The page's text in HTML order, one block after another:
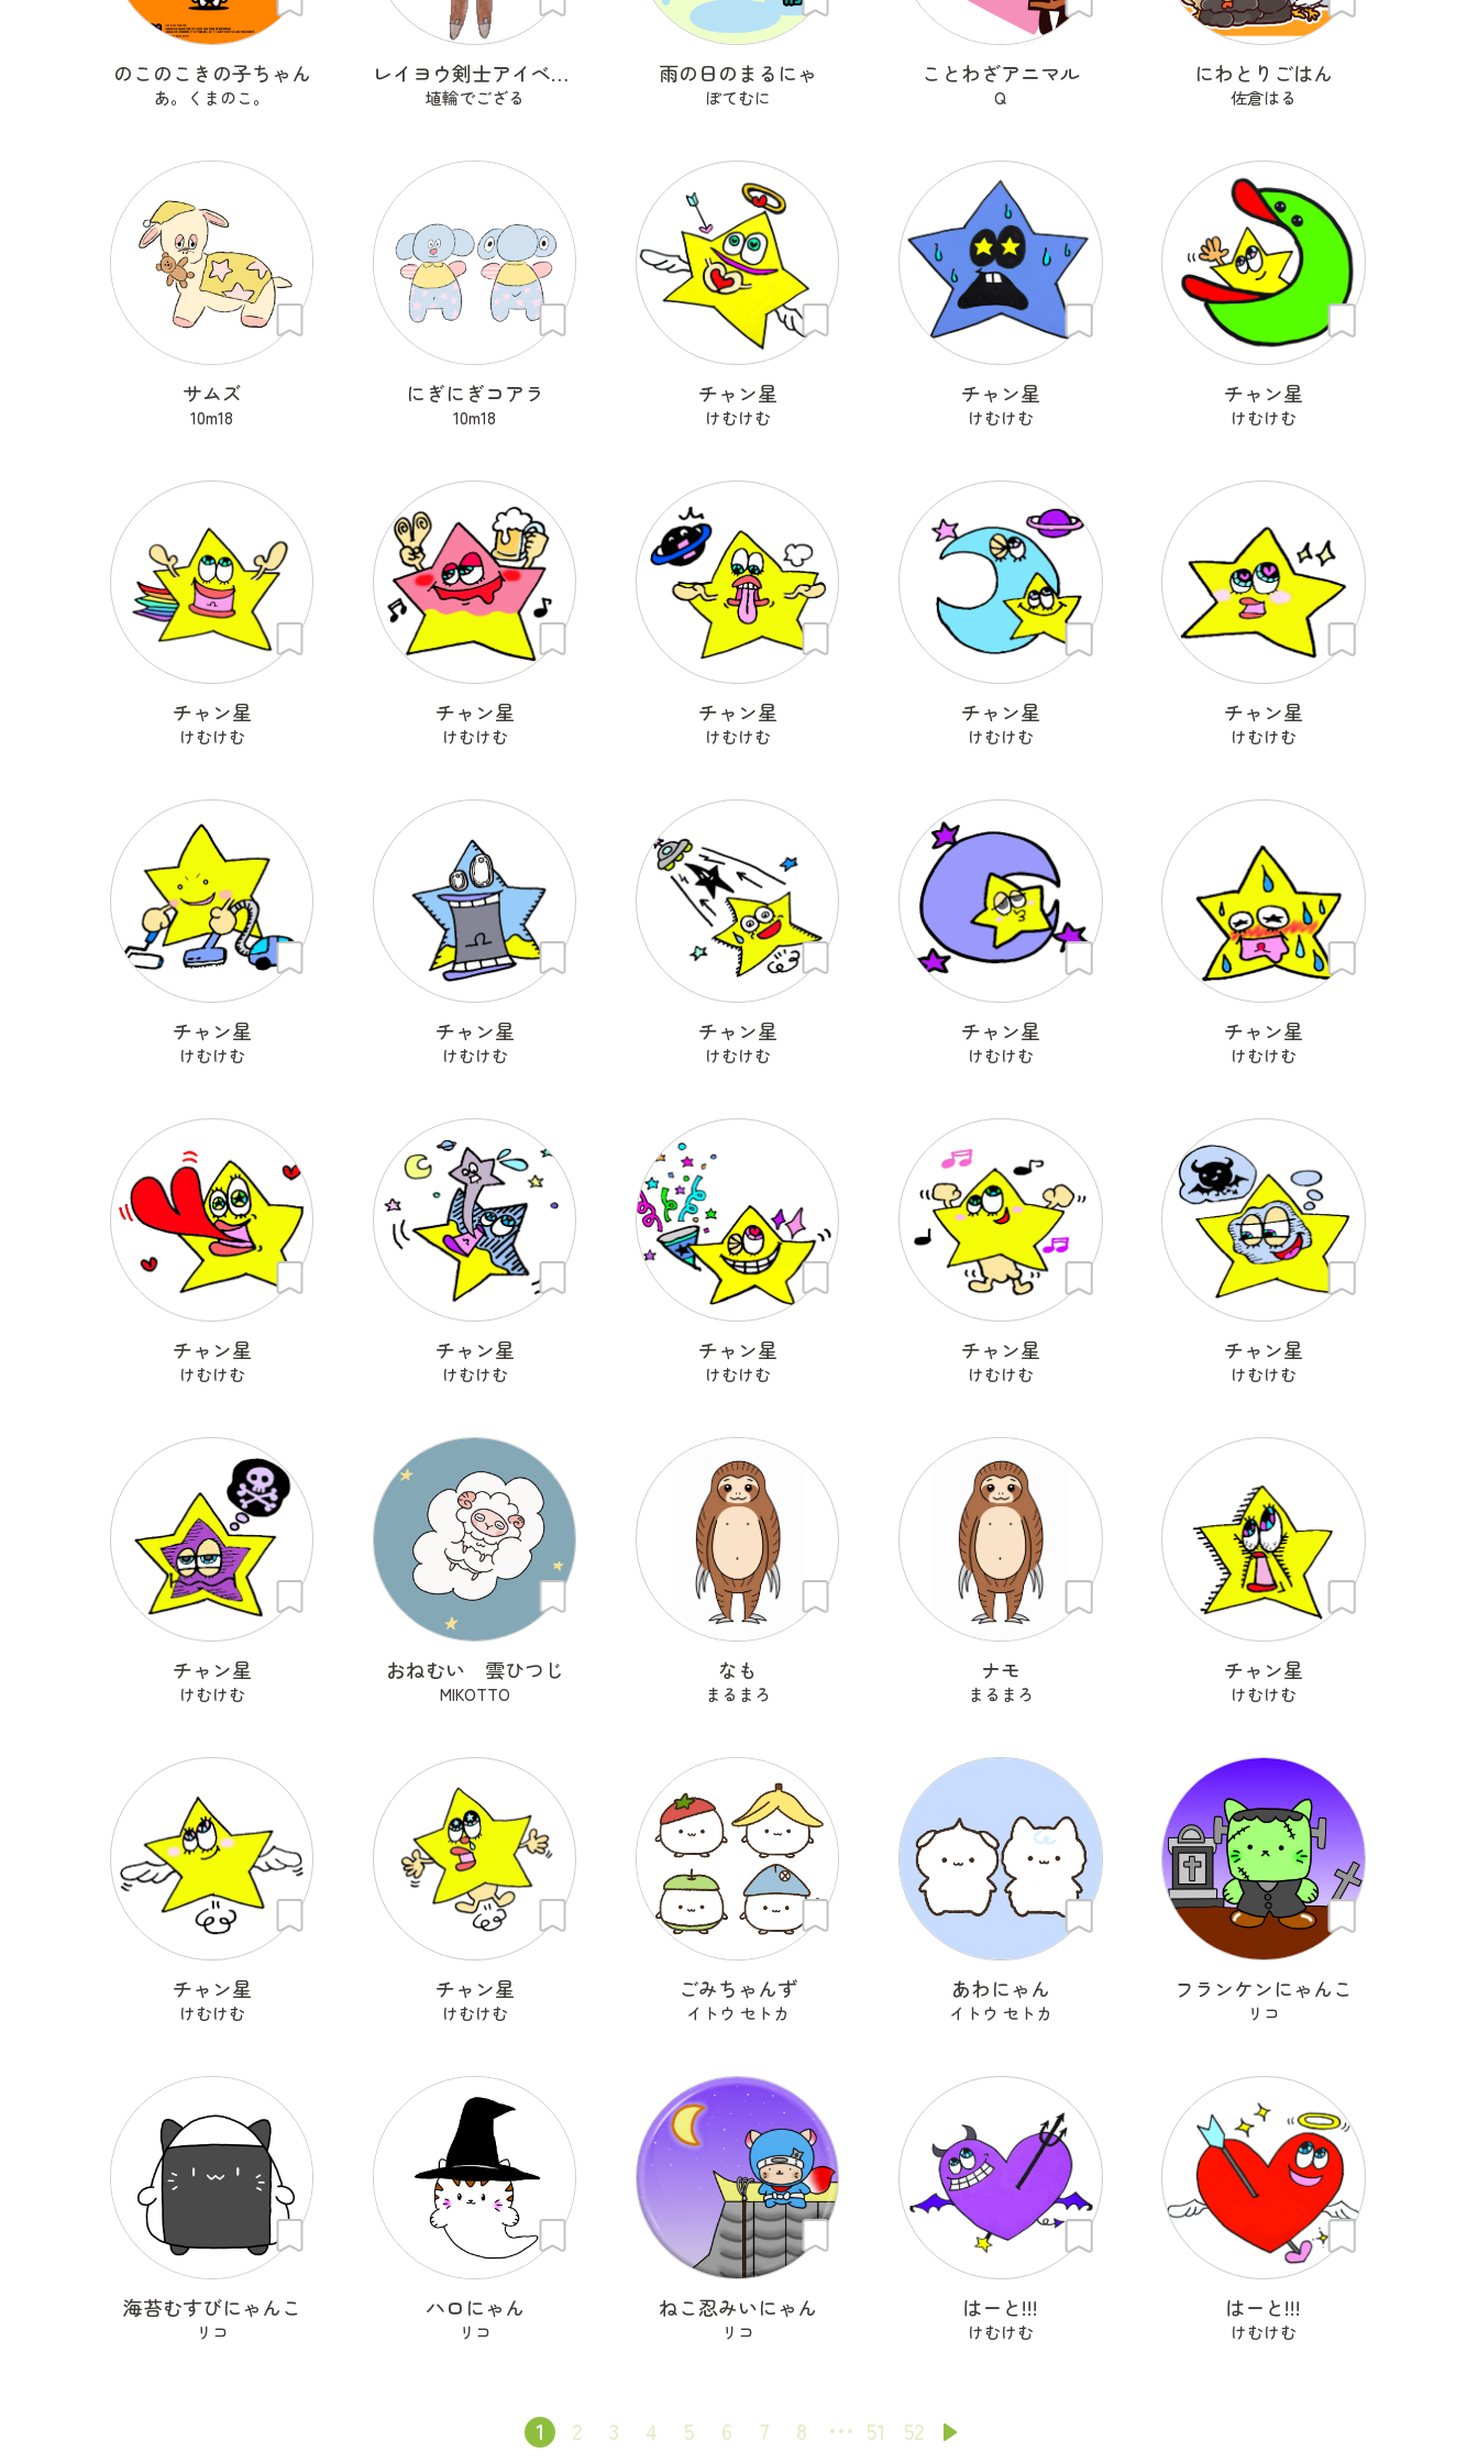
のこのこきの子ちゃん
あ。くまのこ。
レイヨウ剣士アイベクサー
埴輪でござる
雨の日のまるにゃ
ぽてむに
ことわざアニマル
Q
にわとりごはん
佐倉はる
サムズ
10m18
にぎにぎコアラ
10m18
チャン星
けむけむ
チャン星
けむけむ
チャン星
けむけむ
チャン星
けむけむ
チャン星
けむけむ
チャン星
けむけむ
チャン星
けむけむ
チャン星
けむけむ
チャン星
けむけむ
チャン星
けむけむ
チャン星
けむけむ
チャン星
けむけむ
チャン星
けむけむ
チャン星
けむけむ
チャン星
けむけむ
チャン星
けむけむ
チャン星
けむけむ
チャン星
けむけむ
チャン星
けむけむ
おねむい 雲ひつじ
MIKOTTO
なも
まるまろ
ナモ
まるまろ
チャン星
けむけむ
チャン星
けむけむ
チャン星
けむけむ
ごみちゃんず
イトウ セトカ
あわにゃん
イトウ セトカ
フランケンにゃんこ
リコ
海苔むすびにゃんこ
リコ
ハロにゃん
リコ
ねこ忍みいにゃん
リコ
はーと!!!
けむけむ
はーと!!!
けむけむ
1 2 3 4 5 6 7 8 51 52